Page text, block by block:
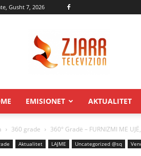
Gusht 7, 2026
EMISIONET AKTUALITET
360 grade 360° Gradë – FURNIZMI ME
Aktualitet LAJME Uncategorized @sq